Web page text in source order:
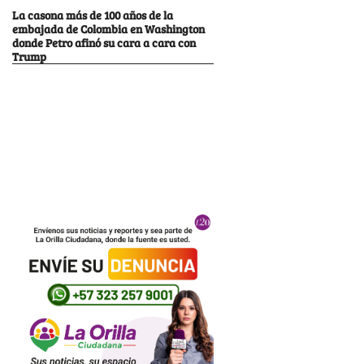
La casona más de 100 años de la
embajada de Colombia en Washington
donde Petro afinó su cara a cara con
Trump